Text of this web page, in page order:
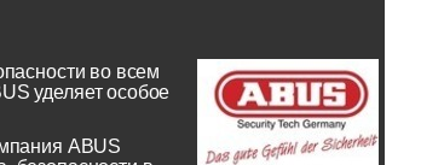
во всем
уделяет особое
ABUS